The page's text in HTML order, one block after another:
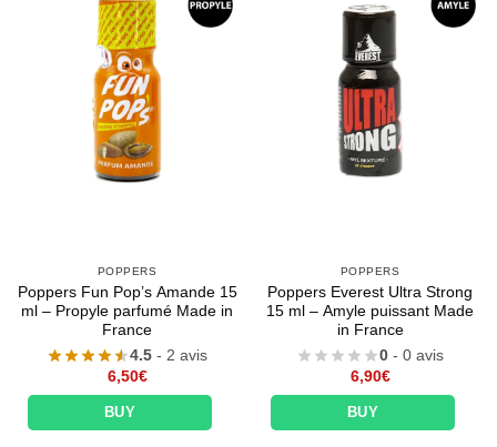
POPPERS
Poppers Fun Pop’s Amande 15
ml – Propyle parfumé Made in
France
4.5 - 2 avis
6,50€
BUY
POPPERS
Poppers Everest Ultra Strong
15 ml – Amyle puissant Made
in France
0 - 0 avis
6,90€
BUY